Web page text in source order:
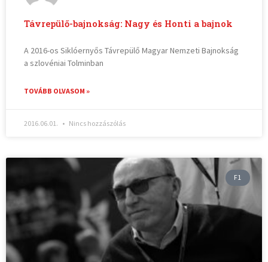
Távrepülő-bajnokság: Nagy és Honti a bajnok
A 2016-os Siklóernyős Távrepülő Magyar Nemzeti Bajnokság
a szlovéniai Tolminban
TOVÁBB OLVASOM »
2016.06.01. Nincs hozzászólás
F1